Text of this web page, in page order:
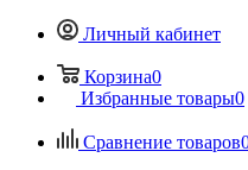
Личный кабинет
Корзина0
Избранные товары0
Сравнение товаров